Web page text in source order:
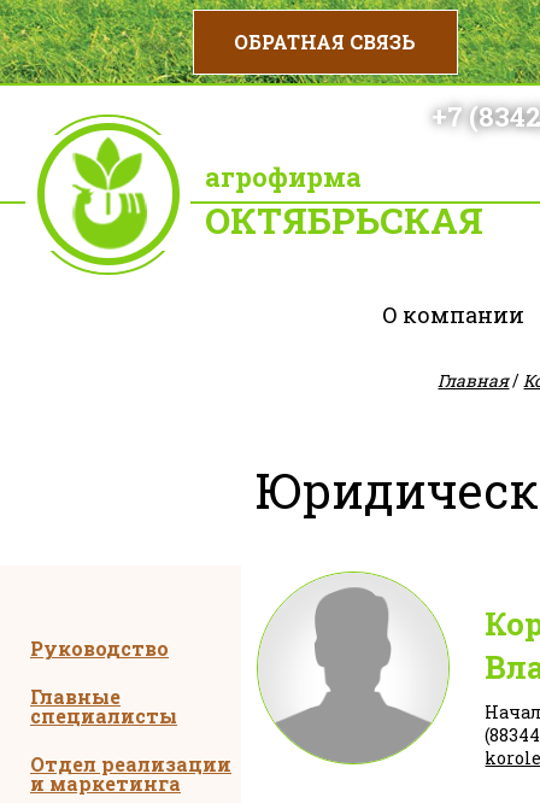
+7
агрофирма
ОКТЯБРЬСКАЯ
О компании
Главная/
Руководство
Главные
специалисты
Отдел реализации
и маркетинга